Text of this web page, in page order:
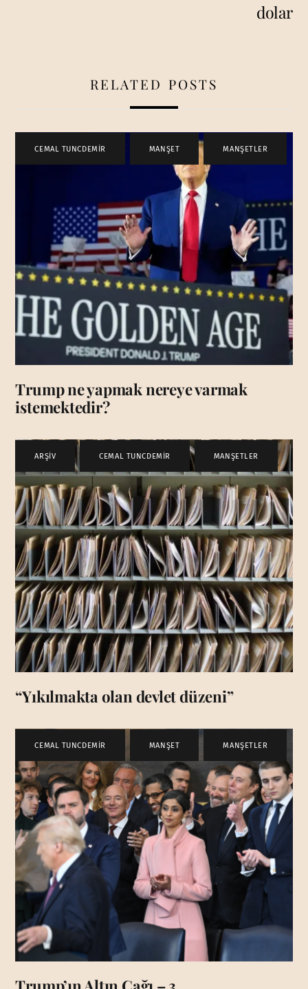
dolar
RELATED POSTS
CEMAL TUNCDEMİR MANŞET , MANŞETLER
Trump ne yapmak nereye varmak
istemektedir?
ARŞİV CEMAL TUNCDEMİR , MANŞETLER
“Yıkılmakta olan devlet düzeni”
CEMAL TUNCDEMİR MANŞET MANŞETLER